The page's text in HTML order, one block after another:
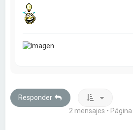
Responder
2 mensajes • Página